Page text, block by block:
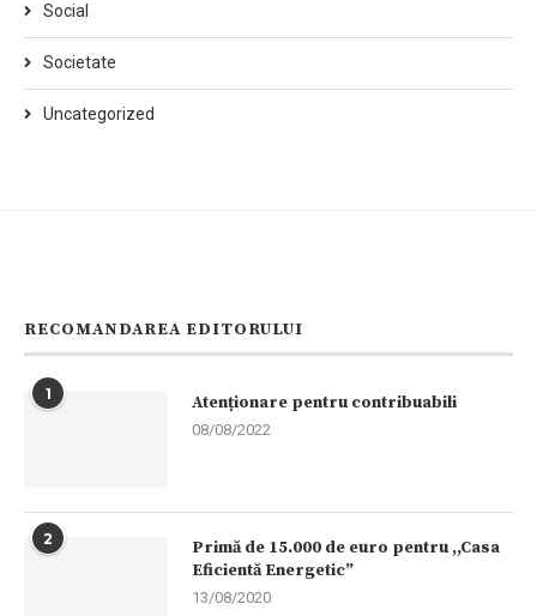
Social
Societate
Uncategorized
RECOMANDAREA EDITORULUI
1 Atenționare pentru contribuabili
08/08/2022
2
Primă de 15.000 de euro pentru ,,Casa
Eficientă Energetic”
13/08/2020